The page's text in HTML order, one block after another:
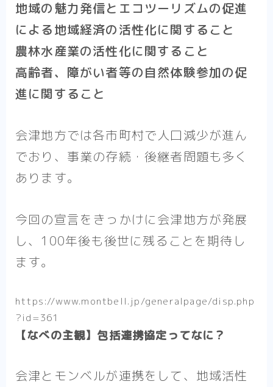
地域の魅力発信とエコツーリズムの促進
による地域経済の活性化に関すること
農林水産業の活性化に関すること
高齢者、障がい者等の自然体験参加の促
進に関すること
会津地方では各市町村で人口減少が進ん
でおり、事業の存続・後継者問題も多く
あります。
今回の宣言をきっかけに会津地方が発展
し、100年後も後世に残ることを期待し
ます。
https://www.montbell.jp/generalpage/disp.php
?id=361
【なべの主観】包括連携協定ってなに？
会津とモンベルが連携をして、地域活性